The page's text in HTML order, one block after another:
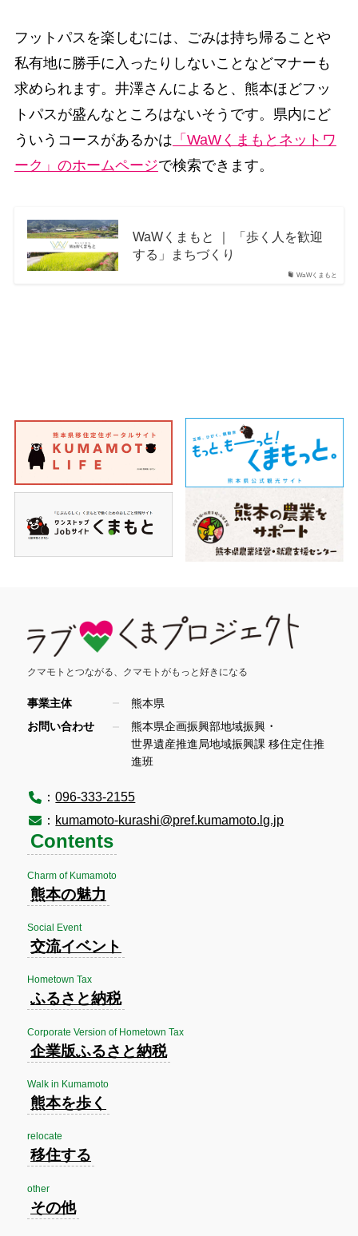
フットパスを楽しむには、ごみは持ち帰ることや
私有地に勝手に入ったりしないことなどマナーも
求められます。井澤さんによると、熊本ほどフッ
トパスが盛んなところはないそうです。県内にど
ういうコースがあるかは 「WaWくまもとネットワ
ーク」のホームページで検索できます。
WaWくまもと
WaWくまもと ｜ 「歩く人を歓迎
する」まちづくり
クマモトとつながる、 クマモトがもっと好きになる
事業主体
熊本県
お問い合わせ
熊本県企画振興部地域振興 ・
世界遺産推進局地域振興課 移住定住推
進班
：096-333-2155
： kumamoto-kurashi@pref.kumamoto.lg.jp
Contents
Charm of Kumamoto
熊本の魅力
Social Event
交流イベント
Hometown Tax
ふるさと納税
Corporate Version of Hometown Tax
企業版ふるさと納税
Walk in Kumamoto
熊本を歩く
relocate
移住する
other
その他